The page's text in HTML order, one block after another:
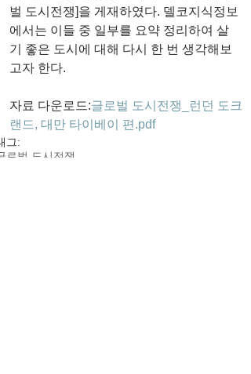
벌 도시전쟁]을 게재하였다. 델코지식정보
에서는 이들 중 일부를 요약 정리하여 살
기 좋은 도시에 대해 다시 한 번 생각해보
고자 한다.
자료 다운로드:글로벌 도시전쟁_런던 도크
랜드, 대만 타이베이 편.pdf
그:
로벌 도시전쟁